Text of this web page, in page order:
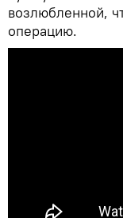
возлюбленной,
операцию.